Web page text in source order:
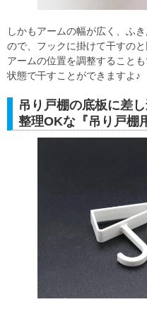
しかもアームの幅が広く、ふ
ので、フックに掛けて干すの
アームの位置を調整すること
状態で干すことができますよ♪
吊り戸棚の底板に差
整理OKな『吊り戸棚